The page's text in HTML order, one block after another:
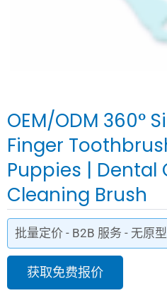
OEM/ODM 360°
Finger
Puppies | Dental
Cleaning Brush
批量定价 - B2B 服务 - 无原
获取免费报价